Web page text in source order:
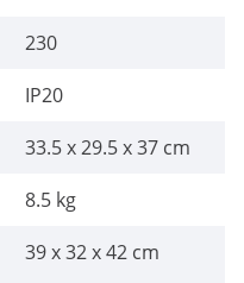
230
IP20
33.5 x 29.5 x 37 cm
8.5 kg
39 x 32 x 42 cm